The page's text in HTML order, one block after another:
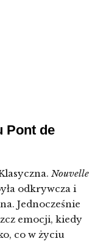
Pont de
Nouvelle
odkrywcza i
Jednocześnie
emocji, kiedy
co w życiu